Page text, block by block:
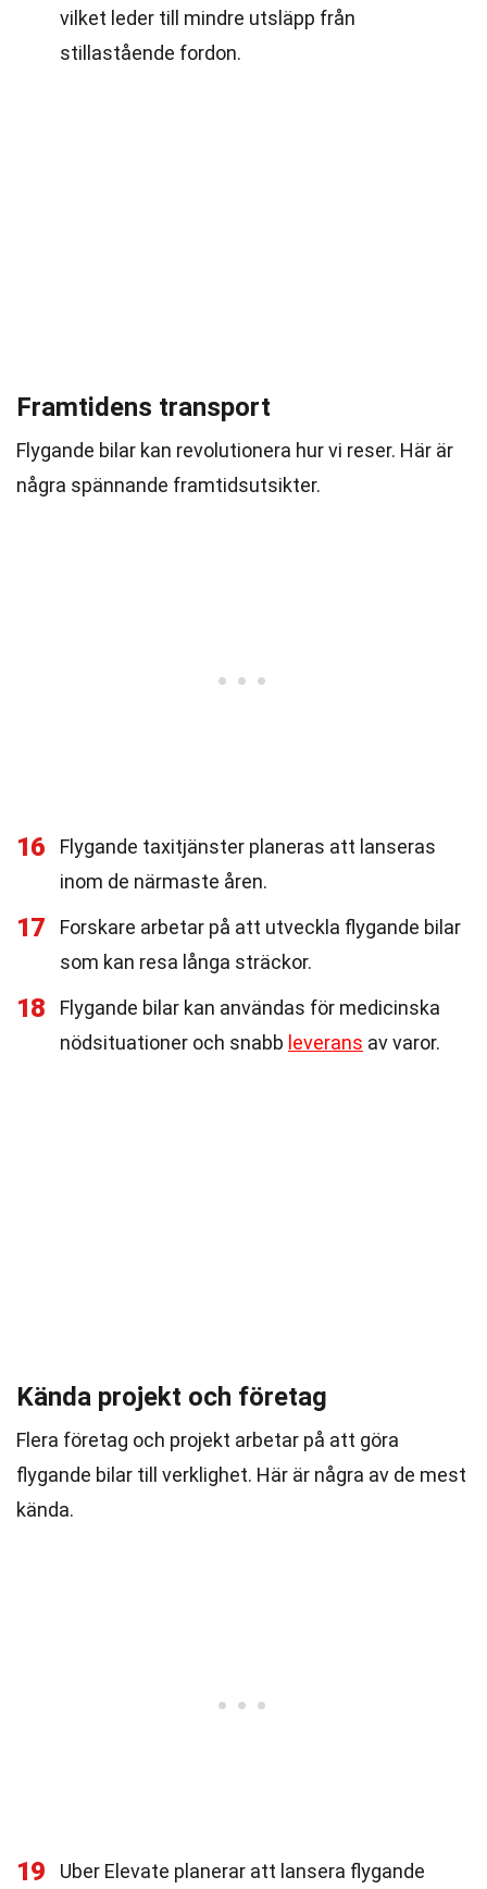
vilket leder till mindre utsläpp från
stillastående fordon.
Framtidens transport
Flygande bilar kan revolutionera hur vi reser. Här är
några spännande framtidsutsikter.
16
Flygande taxitjänster planeras att lanseras
inom de närmaste åren.
17
Forskare arbetar på att utveckla flygande bilar
som kan resa långa sträckor.
18
Flygande bilar kan användas för medicinska
nödsituationer och snabb leverans av varor.
Kända projekt och företag
Flera företag och projekt arbetar på att göra
flygande bilar till verklighet. Här är några av de mest
kända.
19 Uber Elevate planerar att lansera flygande